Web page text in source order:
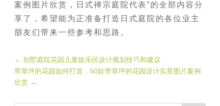
案例图片欣赏，日式禅宗庭院代表”的全部内容分
享了，希望能为正准备打造日式庭院的各位业主
朋友们带来一些参考和思路。
←别墅庭院花园儿童娱乐区设计规划技巧和建议
带草坪的花园如何打造，50款带草坪的花园设计实景图片案例
欣赏 →